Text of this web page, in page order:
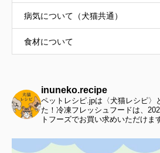
病気について（犬猫共通）
食材について
inuneko.recipe
ペットレシピ.jpは〈犬猫レシピ〉
た！冷凍フレッシュフードは、
トフーズでお買い求めいただけま